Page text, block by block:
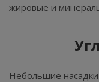
жировые и
Небольшие